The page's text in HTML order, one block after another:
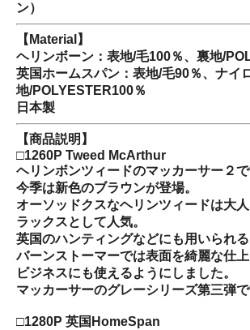
ン）
【Material】
ヘリンボーン：表地/毛100％、裏地/
英国ホームスパン：表地/毛90％、ナイ
地/POLYESTER100％
日本製
【商品説明】
□1260P Tweed McArthur
ヘリンボンツィードのマッカーサー２で
今季は新色のブラウンが登場。
オーソッドクスなヘリンツィードは大
ラックスとして人気。
英国のハンティングなどにも用いられる
バーンストーマーでは表面を綺麗な仕
ビジネスにも使えるようにしました。
マッカーサーのグレーシリーズ第三弾で
□1280P 英国HomeSpan